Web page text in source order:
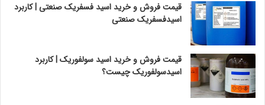
قیمت فروش و خرید اسید فسفریک صنعتی | کاربرد
اسیدفسفریک صنعتی
قیمت فروش و خرید اسید سولفوریک | کاربرد
اسیدسولفوریک چیست؟